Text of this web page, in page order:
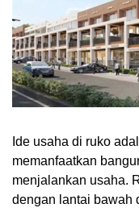
Ide usaha di ruko
memanfaatkan
menjalankan usaha.
dengan lantai bawah